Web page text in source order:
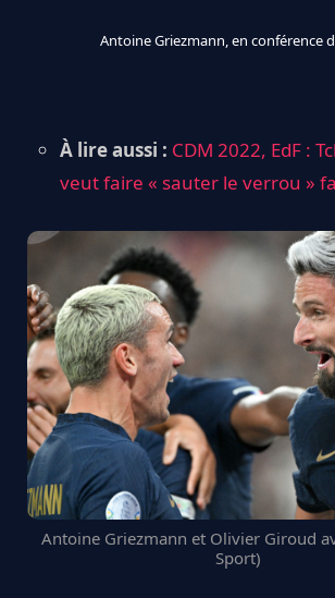
Antoine Griezmann, en conférence
À lire aussi : CDM 2022, EdF :
veut faire « sauter le verrou »
Antoine Griezmann et Olivier Giroud
Sport)